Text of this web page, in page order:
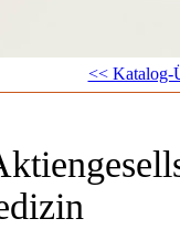
<< Katalog-